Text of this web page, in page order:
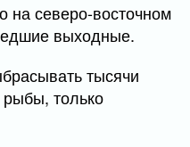
на северо-восточном
выходные.
тысячи
только